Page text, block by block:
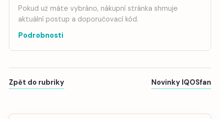
Pokud už máte vybráno, nákupní stránka shrnuje
aktuální postup a doporučovací kód.
Podrobnosti
Zpět do rubriky Novinky IQOSfan